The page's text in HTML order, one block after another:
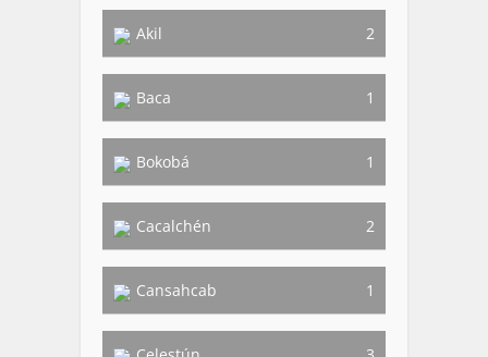
Akil 2
Baca 1
Bokobá 1
Cacalchén 2
Cansahcab 1